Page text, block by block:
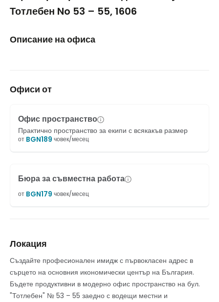
Тотлебен No 53 – 55, 1606
Описание на офиса
Офиси от
Офис пространство
Практично пространство за екипи с всякакъв размер
от BGN189 човек/месец
Бюра за съвместна работа
от BGN179 човек/месец
Локация
Създайте професионален имидж с първокласен адрес в
сърцето на основния икономически център на България.
Бъдете продуктивни в модерно офис пространство на бул.
"Тотлебен" № 53 – 55 заедно с водещи местни и